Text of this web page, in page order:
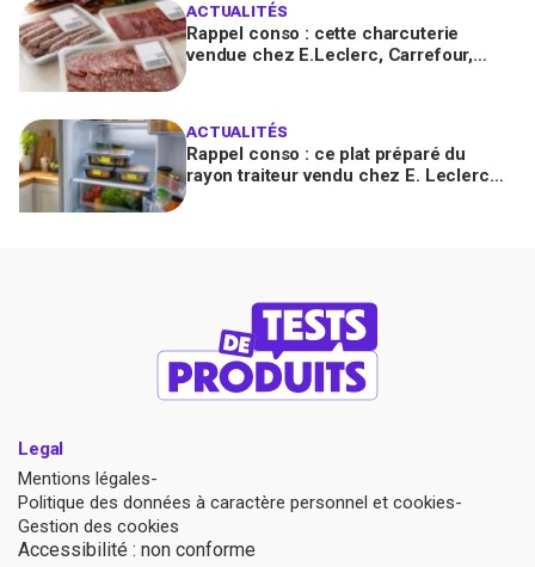
ACTUALITÉS
Rappel conso : cette charcuterie
vendue chez E.Leclerc, Carrefour,
ACTUALITÉS
Rappel conso : ce plat préparé du
rayon traiteur vendu chez E. Leclerc
Legal
Mentions légales
Politique des données à caractère personnel et cookies
Gestion des cookies
Accessibilité : non conforme